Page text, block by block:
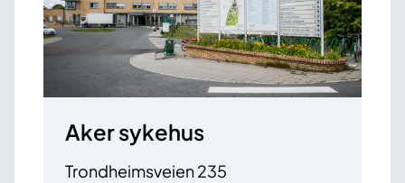
Aker sykehus
Trondheimsveien 235